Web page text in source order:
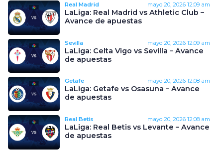
Real Madrid mayo 20, 2026 12:09 am
LaLiga: Real Madrid vs Athletic Club –
Avance de apuestas
Sevilla mayo 20, 2026 12:09 am
LaLiga: Celta Vigo vs Sevilla – Avance
de apuestas
Getafe mayo 20, 2026 12:08 am
LaLiga: Getafe vs Osasuna – Avance
de apuestas
Real Betis mayo 20, 2026 12:08 am
LaLiga: Real Betis vs Levante – Avance
de apuestas